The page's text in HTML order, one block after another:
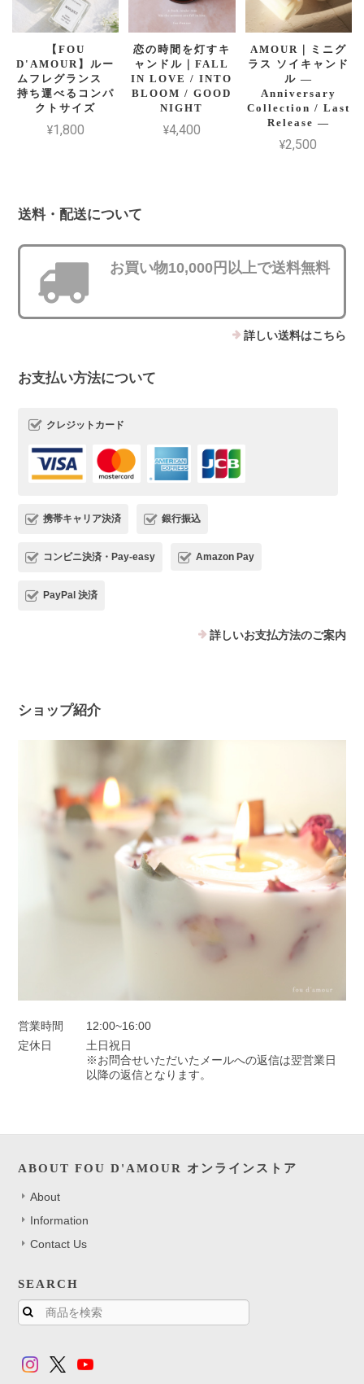
【FOU
D'AMOUR】ルー
ムフレグランス
持ち運べるコンパ
クトサイズ
¥1,800
恋の時間を灯すキ
ャンドル｜FALL
IN LOVE / INTO
BLOOM / GOOD
NIGHT
¥4,400
AMOUR｜ミニグ
ラス ソイキャンド
ル —
Anniversary
Collection / Last
Release —
¥2,500
送料・配送について
お買い物10,000円以上で送料無料
詳しい送料はこちら
お支払い方法について
クレジットカード
携帯キャリア決済 銀行振込
コンビニ決済・Pay-easy Amazon Pay
PayPal 決済
詳しいお支払方法のご案内
ショップ紹介
営業時間
12:00~16:00
定休日
土日祝日
※お問合せいただいたメールへの返信は翌営業日
以降の返信となります。
ABOUT FOU D'AMOUR オンラインストア
About
Information
Contact Us
SEARCH